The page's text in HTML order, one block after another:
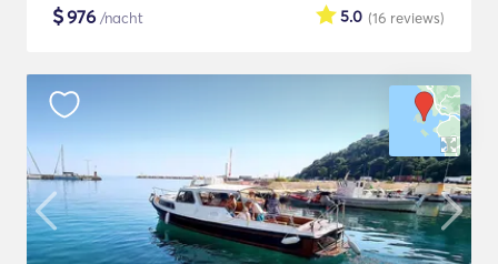
$976 /nacht (16 reviews)
5.0